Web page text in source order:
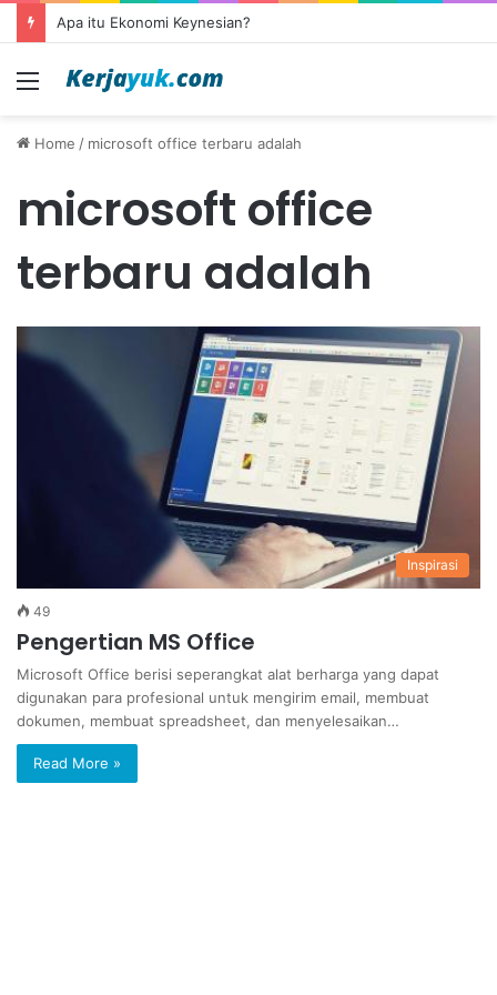
Apa itu Ekonomi Keynesian?
Menu
Home / microsoft office terbaru adalah
microsoft office
terbaru adalah
Inspirasi
49
Pengertian MS Office
Microsoft Office berisi seperangkat alat berharga yang dapat
digunakan para profesional untuk mengirim email, membuat
dokumen, membuat spreadsheet, dan menyelesaikan…
Read More »